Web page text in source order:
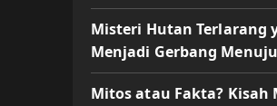
Misteri Hutan Terlarang
Menjadi Gerbang
Mitos atau Fakta? Kisah